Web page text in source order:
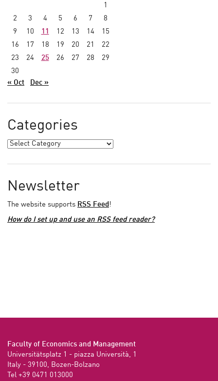
1
2
3 4 5 6 7
8
9
10 11 12 13 14
15
16
17 18 19 20 21
22
23
24 25 26 27 28
29
30
« Oct
Dec »
Categories
Newsletter
The website supports RSS Feed !
How do I set up and use an RSS feed reader?
Faculty of Economics and Management
Universitätsplatz 1 - piazza Università, 1
Italy - 39100, Bozen-Bolzano
Tel +39 0471 013000